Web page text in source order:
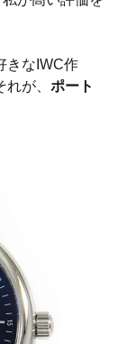
きなIWC作
れが、ポート